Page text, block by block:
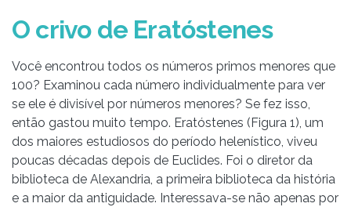
O crivo de Eratóstenes
Você encontrou todos os números primos menores que
100? Examinou cada número individualmente para ver
se ele é divisível por números menores? Se fez isso,
então gastou muito tempo. Eratóstenes (Figura 1), um
dos maiores estudiosos do período helenístico, viveu
poucas décadas depois de Euclides. Foi o diretor da
biblioteca de Alexandria, a primeira biblioteca da história
e a maior da antiguidade. Interessava-se não apenas por